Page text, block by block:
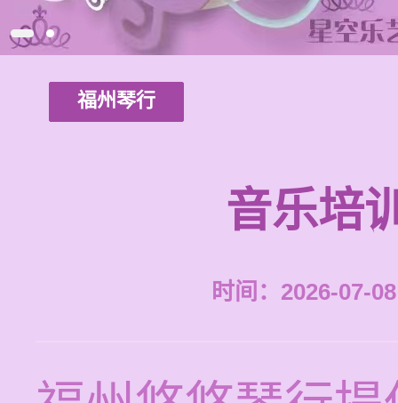
福州琴行
音乐培
时间：2026-07-